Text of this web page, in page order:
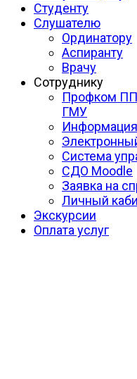
Студенту
Слушателю
Ординатору
Аспиранту
Врачу
Сотруднику
Профком
ГМУ
Система
СДО Moodle
Заявка на
Личный
Экскурсии
Оплата услуг